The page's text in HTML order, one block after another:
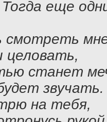
еще
смотреть
целовать,
станет
звучать.
на тебя,